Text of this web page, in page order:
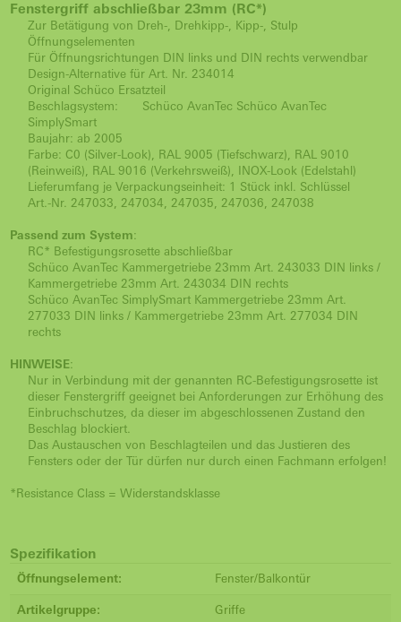
Fenstergriff abschließbar 23mm (RC*)
Zur Betätigung von Dreh-, Drehkipp-, Kipp-, Stulp
Öffnungselementen
Für Öffnungsrichtungen DIN links und DIN rechts verwendbar
Design-Alternative für Art. Nr. 234014
Original Schüco Ersatzteil
Beschlagsystem:
Schüco AvanTec Schüco AvanTec
SimplySmart
Baujahr: ab 2005
Farbe: C0 (Silver-Look), RAL 9005 (Tiefschwarz), RAL 9010
(Reinweiß), RAL 9016 (Verkehrsweiß), INOX-Look (Edelstahl)
Lieferumfang je Verpackungseinheit: 1 Stück inkl. Schlüssel
Art.-Nr. 247033, 247034, 247035, 247036, 247038
Passend zum System:
RC* Befestigungsrosette abschließbar
Schüco AvanTec Kammergetriebe 23mm Art. 243033 DIN links /
Kammergetriebe 23mm Art. 243034 DIN rechts
Schüco AvanTec SimplySmart Kammergetriebe 23mm Art.
277033 DIN links / Kammergetriebe 23mm Art. 277034 DIN
rechts
HINWEISE:
Nur in Verbindung mit der genannten RC-Befestigungsrosette ist
dieser Fenstergriff geeignet bei Anforderungen zur Erhöhung des
Einbruchschutzes, da dieser im abgeschlossenen Zustand den
Beschlag blockiert.
Das Austauschen von Beschlagteilen und das Justieren des
Fensters oder der Tür dürfen nur durch einen Fachmann erfolgen!
*Resistance Class = Widerstandsklasse
Spezifikation
Öffnungselement: Fenster/Balkontür
Artikelgruppe: Griffe